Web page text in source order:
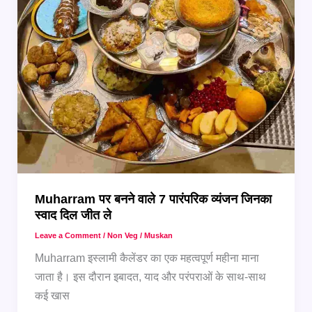
Soup
Muharram पर बनने वाले 7 पारंपरिक व्यंजन जिनका
स्वाद दिल जीत ले
Leave a Comment / Non Veg / Muskan
Muharram इस्लामी कैलेंडर का एक महत्वपूर्ण महीना माना
जाता है। इस दौरान इबादत, याद और परंपराओं के साथ-साथ
कई खास